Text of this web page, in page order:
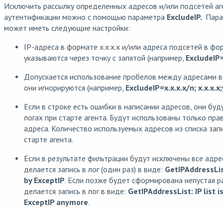
Исключить рассылку определенных адресов и/или подсетей
аутентификации можно с помощью параметра ExcludeIP.
может иметь следующие настройки:
IP-адреса в формате x.x.x.x и/или адреса подсетей в
указываются через точку с запятой (например,
Допускается использование пробелов между адресами в
они игнорируются (например, ExcludeIP=x.x.x.x/n;
Если в строке есть ошибки в написании адресов, они
логах при старте агента. Будут использованы только
адреса. Количество используемых адресов из списка
старте агента.
Если в результате фильтрации будут исключены все
делается запись в лог (один раз) в виде:
by ExceptIP. Если позже будет сформирована непустая
делается запись в лог в виде: GetIPAddressList: IP list
ExceptIP anymore.